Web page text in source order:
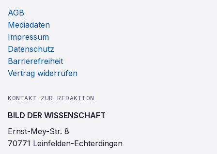
AGB
Mediadaten
Impressum
Datenschutz
Barrierefreiheit
Vertrag widerrufen
KONTAKT ZUR REDAKTION
BILD DER WISSENSCHAFT
Ernst-Mey-Str. 8
70771 Leinfelden-Echterdingen